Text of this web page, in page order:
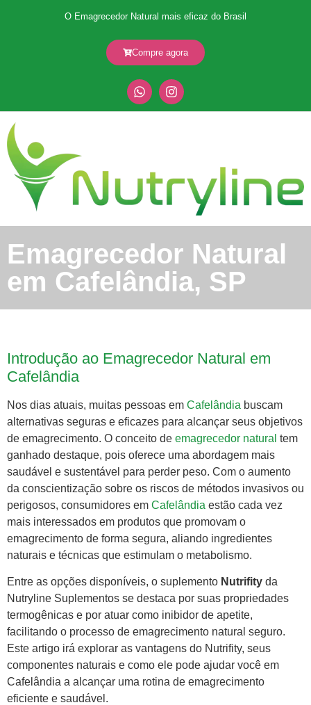
O Emagrecedor Natural mais eficaz do Brasil
Compre agora
Emagrecedor Natural
em Cafelândia, SP
Introdução ao Emagrecedor Natural em
Cafelândia
Nos dias atuais, muitas pessoas em Cafelândia buscam
alternativas seguras e eficazes para alcançar seus objetivos
de emagrecimento. O conceito de emagrecedor natural tem
ganhado destaque, pois oferece uma abordagem mais
saudável e sustentável para perder peso. Com o aumento
da conscientização sobre os riscos de métodos invasivos ou
perigosos, consumidores em Cafelândia estão cada vez
mais interessados em produtos que promovam o
emagrecimento de forma segura, aliando ingredientes
naturais e técnicas que estimulam o metabolismo.
Entre as opções disponíveis, o suplemento Nutrifity da
Nutryline Suplementos se destaca por suas propriedades
termogênicas e por atuar como inibidor de apetite,
facilitando o processo de emagrecimento natural seguro.
Este artigo irá explorar as vantagens do Nutrifity, seus
componentes naturais e como ele pode ajudar você em
Cafelândia a alcançar uma rotina de emagrecimento
eficiente e saudável.